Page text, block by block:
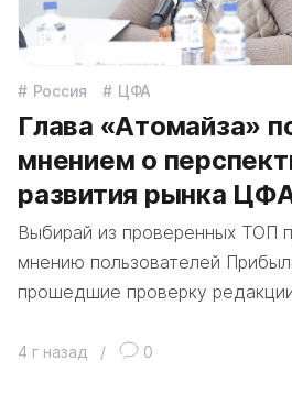
Россия ЦФА
Глава «Атомайза»
мнением о
развития рынка
Выбирай из проверенных ТОП
мнению пользователей
прошедшие проверку
4 г назад / 0